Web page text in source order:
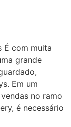
É com muita
grande
Em um
no ramo
é necessário